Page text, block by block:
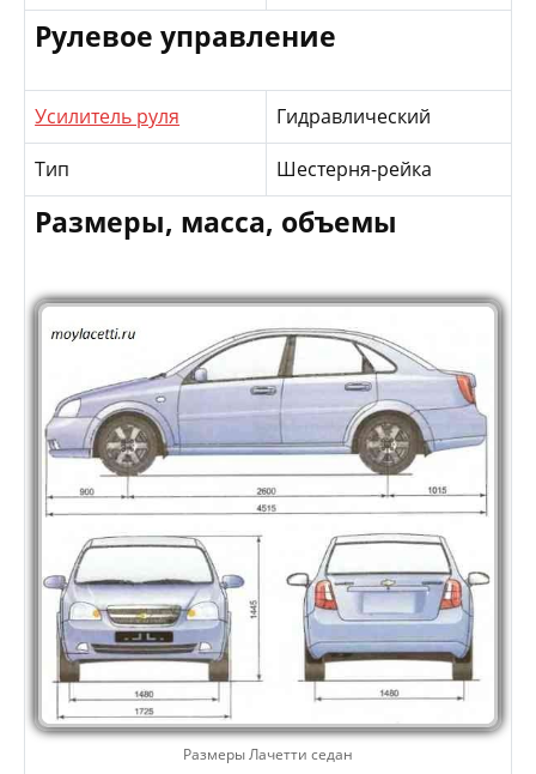
Рулевое управление
Усилитель руля
Гидравлический
Тип
Шестерня-рейка
Размеры, масса, объемы
Размеры Лачетти седан